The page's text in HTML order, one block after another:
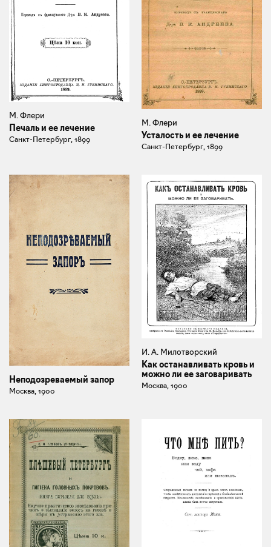
М. Флери
Печаль и ее лечение
Санкт-Петербург, 1899
М. Флери
Усталость и ее лечение
Санкт-Петербург, 1899
Неподозреваемый запор
Москва, 1900
И. А. Милотворский
Как останавливать кровь и
можно ли ее заговаривать
Москва, 1900